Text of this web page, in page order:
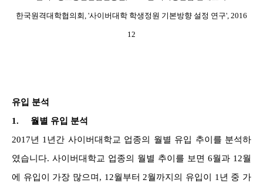
한국원격대학협의회, '사이버대학 학생정원 기본방향 설정 연구', 2016
12
유입 분석
1.
월별 유입 분석
2017년 1년간 사이버대학교 업종의 월별 유입 추이를 분석하
였습니다. 사이버대학교 업종의 월별 추이를 보면 6월과 12월
에 유입이 가장 많으며, 12월부터 2월까지의 유입이 1년 중 가